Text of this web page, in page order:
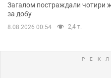
Загалом постраждали чотири
за добу
8.08.2026 00:54 2,4 т.